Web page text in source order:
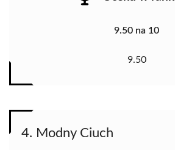
9.50 na 10
9.50
4. Modny Ciuch